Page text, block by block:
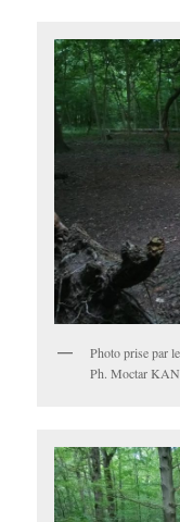
Photo prise par
Ph. Moctar